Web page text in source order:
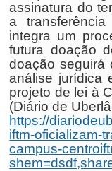
assinatura do
a
integra um
futura doação
doação seguirá
análise jurídica
projeto de lei à
(Diário de
https://
iftm-oficializam-
campus-